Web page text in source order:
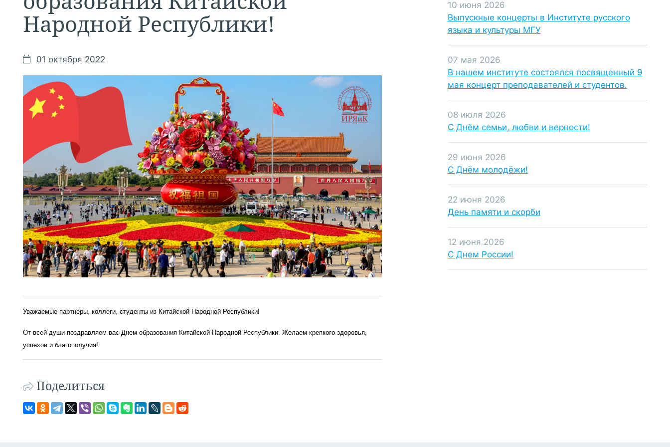
Народной Республики!
01 октября 2022
Уважаемые партнеры, коллеги, студенты из Китайской Народной Республики!
От всей души поздравляем вас Днем образования Китайской Народной Республики. Желаем крепкого здоровья,
успехов и благополучия!
Поделиться
10 июня 2026
Выпускные концерты в Институте русского
языка и культуры МГУ
07 мая 2026
В нашем институте состоялся посвященный 9
мая концерт преподавателей и студентов.
08 июля 2026
C Днём семьи, любви и верности!
29 июня 2026
С Днём молодёжи!
22 июня 2026
День памяти и скорби
12 июня 2026
С Днем России!